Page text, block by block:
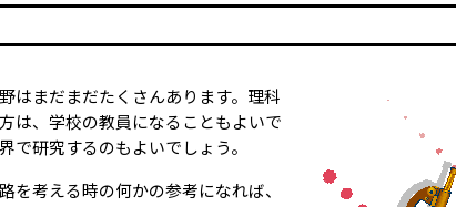
はまだまだたくさんあります。理科
は、学校の教員になることもよいで
で研究するのもよいでしょう。
を考える時の何かの参考になれば、